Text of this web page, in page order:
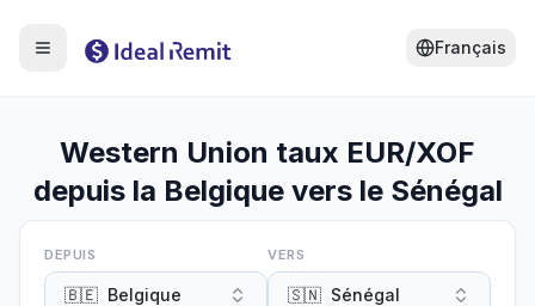
Français
Western Union taux EUR/XOF
depuis la Belgique vers le Sénégal
DEPUIS
🇧🇪 Belgique
VERS
🇸🇳 Sénégal